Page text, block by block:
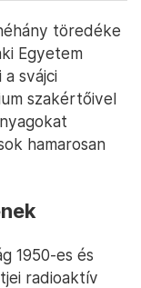
töredéke
Egyetem
a svájci
szakértőivel
hamarosan
1950-es és
radioaktív